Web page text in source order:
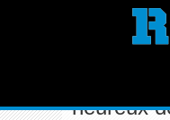
NOUVEAUTÉS
Le
heureux